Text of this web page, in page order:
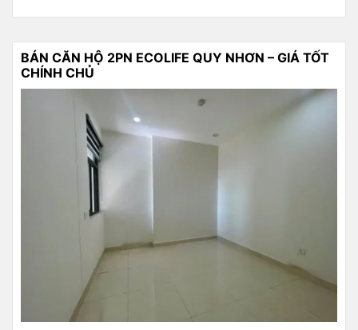
BÁN CĂN HỘ 2PN ECOLIFE QUY NHƠN – GIÁ TỐT
CHÍNH CHỦ